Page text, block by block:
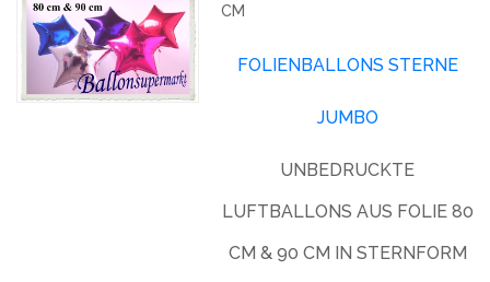
CM
FOLIENBALLONS STERNE
JUMBO
UNBEDRUCKTE
LUFTBALLONS AUS FOLIE 80
CM & 90 CM IN STERNFORM